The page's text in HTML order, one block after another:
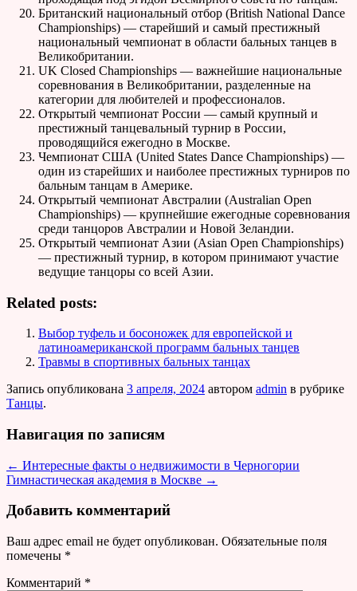
Британский национальный отбор (British National Dance
Championships) — старейший и самый престижный
национальный чемпионат в области бальных танцев в
Великобритании.
UK Closed Championships — важнейшие национальные
соревнования в Великобритании, разделенные на
категории для любителей и профессионалов.
Открытый чемпионат России — самый крупный и
престижный танцевальный турнир в России,
проводящийся ежегодно в Москве.
Чемпионат США (United States Dance Championships) —
один из старейших и наиболее престижных турниров по
бальным танцам в Америке.
Открытый чемпионат Австралии (Australian Open
Championships) — крупнейшие ежегодные соревнования
среди танцоров Австралии и Новой Зеландии.
Открытый чемпионат Азии (Asian Open Championships)
— престижный турнир, в котором принимают участие
ведущие танцоры со всей Азии.
Related posts:
Выбор туфель и босоножек для европейской и
латиноамериканской программ бальных танцев
Травмы в спортивных бальных танцах
Запись опубликована 3 апреля, 2024 автором admin в рубрике
Танцы.
Навигация по записям
← Интересные факты о недвижимости в Черногории
Гимнастическая академия в Москве →
Добавить комментарий
Ваш адрес email не будет опубликован. Обязательные поля
помечены *
Комментарий *